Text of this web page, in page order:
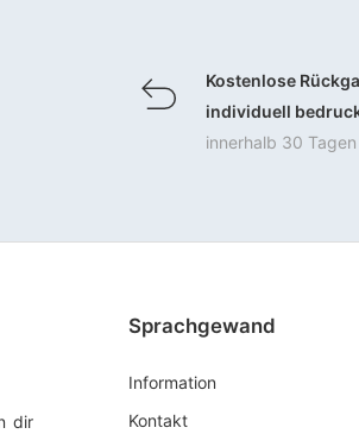
Kostenlose
individuell
innerhalb 30 Tagen
dir
Sprachgewand
Information
Kontakt